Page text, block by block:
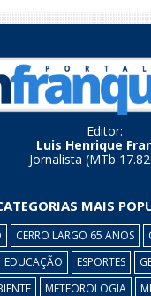
Editor:
Luis Henrique
Jornalista (MTb
MAIS
CERRO LARGO 65 ANOS
EDUCAÇÃO ESPORTES
METEOROLOGIA